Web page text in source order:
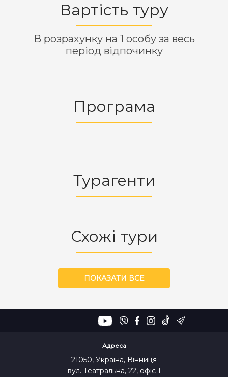
Вартість туру
В розрахунку на 1 особу за весь
період відпочинку
Програма
Турагенти
Схожі тури
ПОКАЗАТИ ВСЕ
Адреса
21050, Україна, Вінниця
вул. Театральна, 22, офіс 1